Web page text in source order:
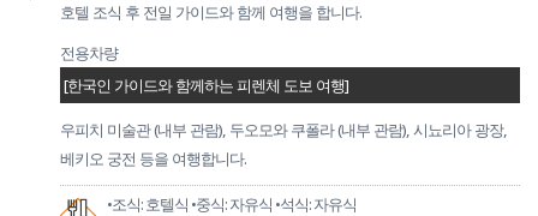
호텔 조식 후 전일 가이드와 함께 여행을 합니다.
전용차량
[한국인 가이드와 함께하는 피렌체 도보 여행]
우피치 미술관 (내부 관람), 두오모와 쿠폴라 (내부 관람), 시뇨리아 광장,
베키오 궁전 등을 여행합니다.
•조식: 호텔식 •중식: 자유식 •석식: 자유식